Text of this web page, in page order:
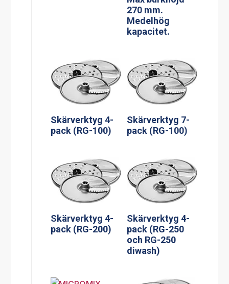
270 mm.
Medelhög
kapacitet.
Skärverktyg 4-
pack (RG-100)
Skärverktyg 7-
pack (RG-100)
Skärverktyg 4-
pack (RG-200)
Skärverktyg 4-
pack (RG-250
och RG-250
diwash)